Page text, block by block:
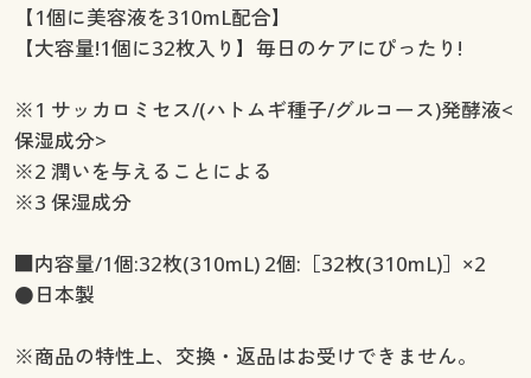
【1個に美容液を310mL配合】
【大容量!1個に32枚入り】毎日のケアにぴったり!
※1 サッカロミセス/(ハトムギ種子/グルコース)発酵液<
保湿成分>
※2 潤いを与えることによる
※3 保湿成分
■内容量/1個:32枚(310mL) 2個:［32枚(310mL)］×2
●日本製
※商品の特性上、交換・返品はお受けできません。